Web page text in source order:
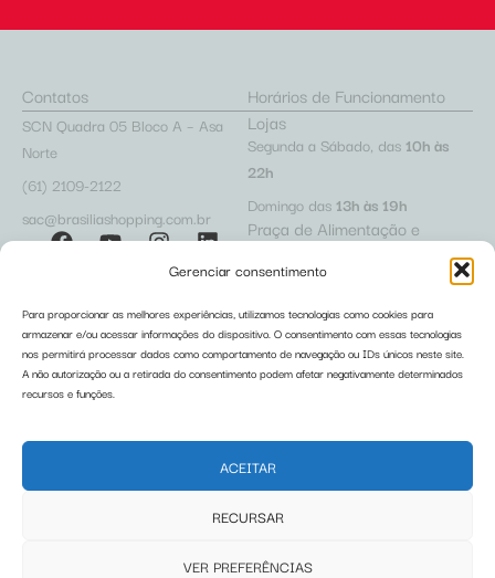
Gerenciar consentimento
Para proporcionar as melhores experiências, utilizamos tecnologias como cookies para
armazenar e/ou acessar informações do dispositivo. O consentimento com essas tecnologias
nos permitirá processar dados como comportamento de navegação ou IDs únicos neste site.
A não autorização ou a retirada do consentimento podem afetar negativamente determinados
recursos e funções.
ACEITAR
RECURSAR
VER PREFERÊNCIAS
Contatos
SCN Quadra 05 Bloco A – Asa
Norte
(61) 2109-2122
sac@brasiliashopping.com.br
Acesso LojistaTrabalhe Conosco
Políticas de Privacidade
Relatório de Igualdade Salarial
Regulamentos
Fraldário
Horários de Funcionamento
Lojas
Segunda a Sábado, das 10h às
22h
Domingo das 13h às 19h
Praça de Alimentação e
Cafeterias
Segunda a Sábado, das
Domingo das12h às 22h
Restaurantes
Segunda a Sábado, das10h às
Domingo das12h às 22h